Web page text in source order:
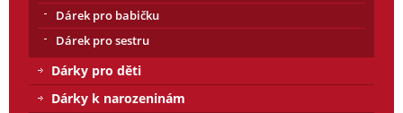
Dárek pro babičku
Dárek pro sestru
Dárky pro děti
Dárky k narozeninám